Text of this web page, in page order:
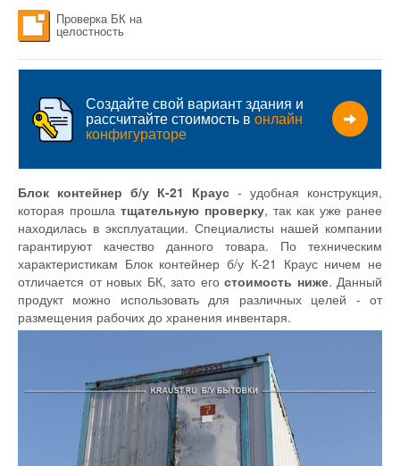
Проверка БК на
целостность
Создайте свой вариант здания и
рассчитайте стоимость в онлайн
конфигураторе
Блок контейнер б/у К-21 Краус - удобная конструкция,
которая прошла тщательную проверку, так как уже ранее
находилась в эксплуатации. Специалисты нашей компании
гарантируют качество данного товара. По техническим
характеристикам Блок контейнер б/у К-21 Краус ничем не
отличается от новых БК, зато его стоимость ниже. Данный
продукт можно использовать для различных целей - от
размещения рабочих до хранения инвентаря.